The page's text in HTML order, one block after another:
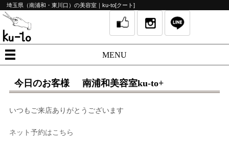
埼玉県（南浦和・東川口）の美容室｜ku-to[クート]
MENU
今日のお客様 南浦和美容室ku-to+
いつもご来店ありがとうございます
ネット予約はこちら